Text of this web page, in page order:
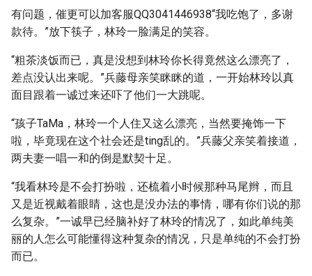
有问题，催更可以加客服QQ3041446938“我吃饱了，多谢
款待。”放下筷子，林玲一脸满足的笑容。
“粗茶淡饭而已，真是没想到林玲你长得竟然这么漂亮了，
差点没认出来呢。”兵藤母亲笑眯眯的道，一开始林玲以真
面目跟着一诚过来还吓了他们一大跳呢。
“孩子TaMa，林玲一个人住又这么漂亮，当然要掩饰一下
啦，毕竟现在这个社会还是ting乱的。”兵藤父亲笑着接道，
两夫妻一唱一和的倒是默契十足。
“我看林玲是不会打扮啦，还梳着小时候那种马尾辫，而且
又是近视戴着眼睛，这也是没办法的事情，哪有你们说的那
么复杂。”一诚早已经脑补好了林玲的情况了，如此单纯美
丽的人怎么可能懂得这种复杂的情况，只是单纯的不会打扮
而已。